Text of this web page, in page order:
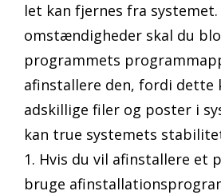
let kan fjernes fra
omstændigheder skal du
programmets
afinstallere den, fordi dette
adskillige filer og poster i
kan true systemets
1. Hvis du vil afinstallere et
bruge